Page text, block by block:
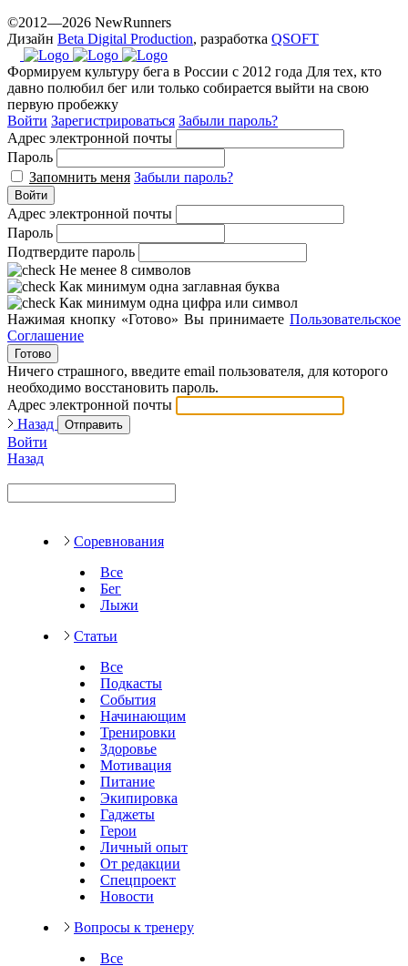
©2012—2026 NewRunners
Дизайн Beta Digital Production, разработка QSOFT
Формируем культуру бега в России с 2012 года Для тех, кто
давно полюбил бег или только собирается выйти на свою
первую пробежку
Войти Зарегистрироваться Забыли пароль?
Адрес электронной почты
Пароль
Запомнить меня Забыли пароль?
Войти
Адрес электронной почты
Пароль
Подтвердите пароль
Не менее 8 символов
Как минимум одна заглавная буква
Как минимум одна цифра или символ
Нажимая кнопку «Готово» Вы принимаете Пользовательское
Соглашение
Готово
Ничего страшного, введите email пользователя, для которого
необходимо восстановить пароль.
Адрес электронной почты
Назад
Отправить
Войти
Назад
Соревнования
Все
Бег
Лыжи
Статьи
Все
Подкасты
События
Начинающим
Тренировки
Здоровье
Мотивация
Питание
Экипировка
Гаджеты
Герои
Личный опыт
От редакции
Спецпроект
Новости
Вопросы к тренеру
Все